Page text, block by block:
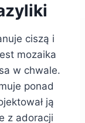
ciszą i
mozaika
w chwale.
ponad
ją
z adoracji